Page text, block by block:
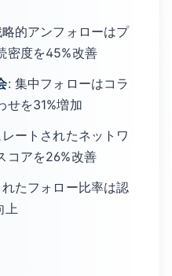
的アンフォローはプ
密度を45%改善
: 集中フォローはコラ
せを31%増加
ートされたネットワ
コアを26%改善
たフォロー比率は認
上